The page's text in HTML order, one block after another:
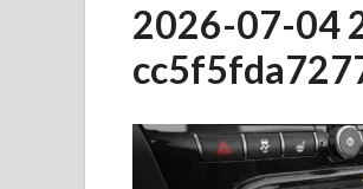
2026-07-04